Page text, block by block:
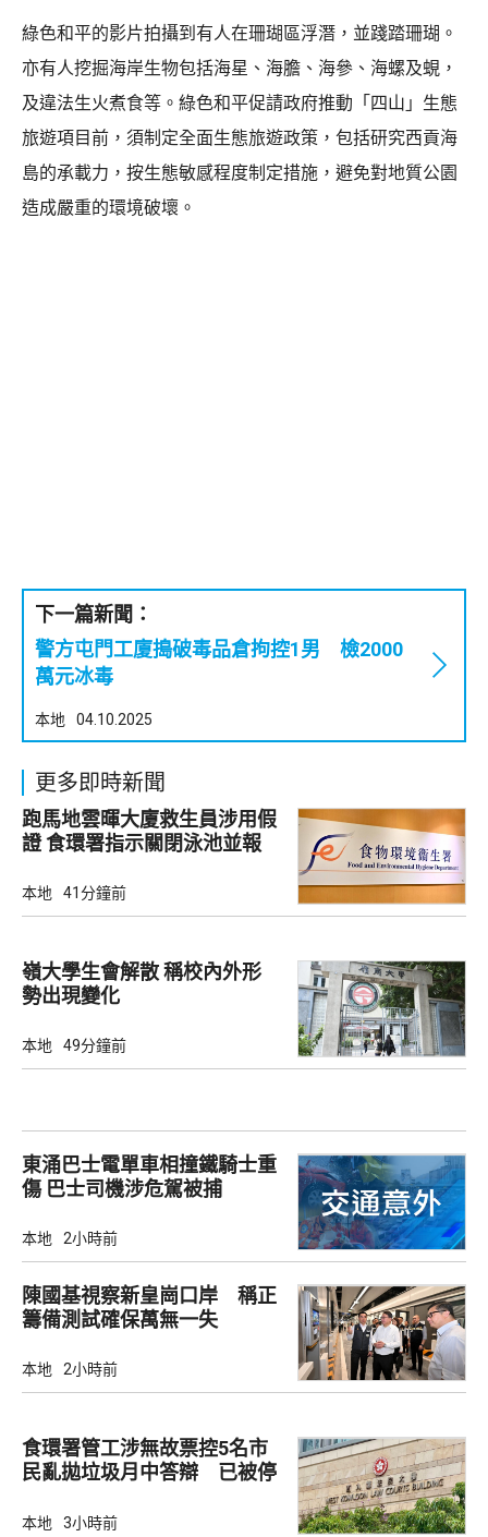
綠色和平的影片拍攝到有人在珊瑚區浮潛，並踐踏珊瑚。
亦有人挖掘海岸生物包括海星、海膽、海參、海螺及蜆，
及違法生火煮食等。綠色和平促請政府推動「四山」生態
旅遊項目前，須制定全面生態旅遊政策，包括研究西貢海
島的承載力，按生態敏感程度制定措施，避免對地質公園
造成嚴重的環境破壞。
下一篇新聞：
警方屯門工廈搗破毒品倉拘控1男 檢2000
萬元冰毒
本地 04.10.2025
更多即時新聞
跑馬地雲暉大廈救生員涉用假
證 食環署指示關閉泳池並報
本地 41分鐘前
嶺大學生會解散 稱校內外形
勢出現變化
本地 49分鐘前
東涌巴士電單車相撞鐵騎士重
傷 巴士司機涉危駕被捕
本地 2小時前
陳國基視察新皇崗口岸 稱正
籌備測試確保萬無一失
本地 2小時前
食環署管工涉無故票控5名市
民亂拋垃圾月中答辯 已被停
本地 3小時前